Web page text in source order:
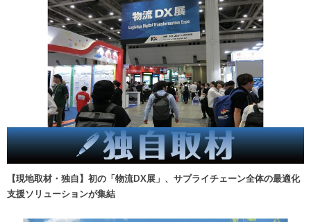
【現地取材・独自】初の「物流DX展」、サプライチェーン全体の最適化
支援ソリューションが集結